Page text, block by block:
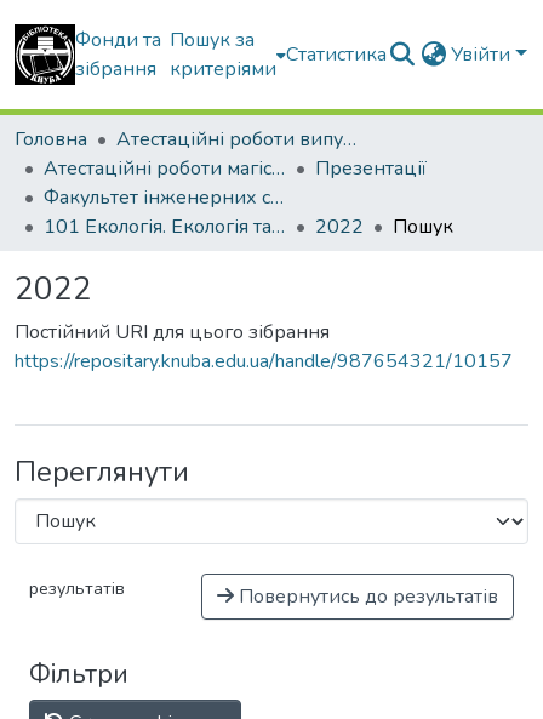
Фонди та
зібрання
Пошук за
критеріями
Статистика Увійти
Головна
Атестаційні роботи випускників
Атестаційні роботи магістрів
Презентації
Факультет інженерних систем та екології
101 Екологія. Екологія та охорона навколишнього середовища
2022 Пошук
2022
Постійний URI для цього зібрання
https://repositary.knuba.edu.ua/handle/987654321/10157
Переглянути
результатів Повернутись до результатів
Фільтри